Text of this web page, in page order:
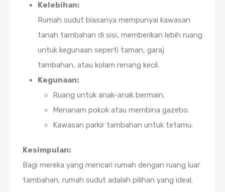
Kelebihan:
Rumah sudut biasanya mempunyai kawasan
tanah tambahan di sisi, memberikan lebih ruang
untuk kegunaan seperti taman, garaj
tambahan, atau kolam renang kecil.
Kegunaan:
Ruang untuk anak-anak bermain.
Menanam pokok atau membina gazebo.
Kawasan parkir tambahan untuk tetamu.
Kesimpulan:
Bagi mereka yang mencari rumah dengan ruang luar
tambahan, rumah sudut adalah pilihan yang ideal.